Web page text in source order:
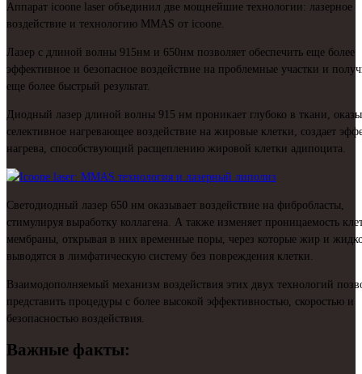
Аппарат icoone laser объединил две мощнейшие технологии: лазерное
воздействие и технологию MMAS от icoone.
Лазер с длиной волны 915нм и 650нм позволяет обеспечить еще более
эффективное и безопасное воздействие на проблемные участки и
еще более быстрый результат.
Диодный лазер длиной волны 915 нм проникает глубоко в ткани,
селективное нагревающее воздействие на жировые клетки, создает
нагрева, способствующий расщеплению жировой клетки адипоцита.
Светодиодный лазер 650 нм оказывает воздействие на фибробласты,
стимулируя выработку коллагена. А также изменяет проницаемость
мембраны, открывая в них временные поры, через которые жир и
выводятся в лимфатическую систему без повреждения клетки.
Взаимодополняемый механизм воздействия этих двух технологий
представить процедуры с более высокой эффективностью, скоростью и
безопасностью воздействия.
Важные факты: